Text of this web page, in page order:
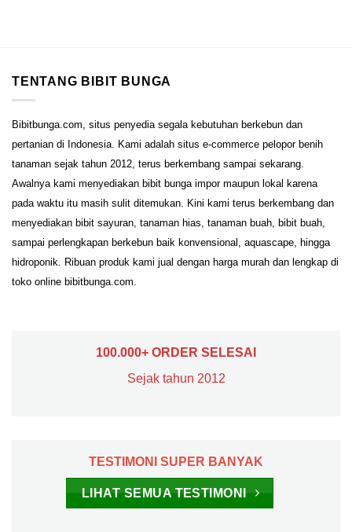
TENTANG BIBIT BUNGA
Bibitbunga.com, situs penyedia segala kebutuhan berkebun dan
pertanian di Indonesia. Kami adalah situs e-commerce pelopor benih
tanaman sejak tahun 2012, terus berkembang sampai sekarang.
Awalnya kami menyediakan bibit bunga impor maupun lokal karena
pada waktu itu masih sulit ditemukan. Kini kami terus berkembang dan
menyediakan bibit sayuran, tanaman hias, tanaman buah, bibit buah,
sampai perlengkapan berkebun baik konvensional, aquascape, hingga
hidroponik. Ribuan produk kami jual dengan harga murah dan lengkap di
toko online bibitbunga.com.
100.000+ ORDER SELESAI
Sejak tahun 2012
TESTIMONI SUPER BANYAK
LIHAT SEMUA TESTIMONI